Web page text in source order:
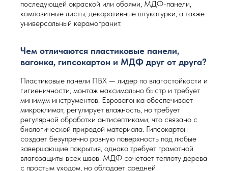
последующей окраской или обоями, МДФ-панели,
композитные листы, декоративные штукатурки, а также
универсальный керамогранит.
Чем отличаются пластиковые панели,
вагонка, гипсокартон и МДФ друг от друга?
Пластиковые панели ПВХ — лидер по влагостойкости и
гигиеничности, монтаж максимально быстр и требует
минимум инструментов. Евровагонка обеспечивает
микроклимат, регулирует влажность, но требует
регулярной обработки антисептиками, что связано с
биологической природой материала. Гипсокартон
создает безупречно ровную поверхность под любые
завершающие покрытия, однако требует грамотной
влагозащиты всех швов. МДФ сочетает теплоту дерева
с простым уходом, но обладает средней